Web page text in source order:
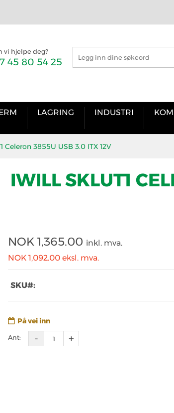
vi hjelpe deg?
45 80 54 25
LAGRING INDUSTRI
Celeron 3855U USB 3.0 ITX 12V
IWILL SKLUT1
NOK 1,365.00 inkl. mva.
NOK 1,092.00 eksl. mva.
SKU#:
På vei inn
Ant: